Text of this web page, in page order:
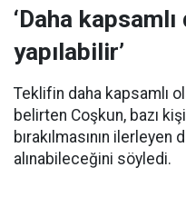
‘Daha
yapılabilir’
Teklifin daha kapsamlı
belirten Coşkun, bazı
bırakılmasının
alınabileceğini söyledi.